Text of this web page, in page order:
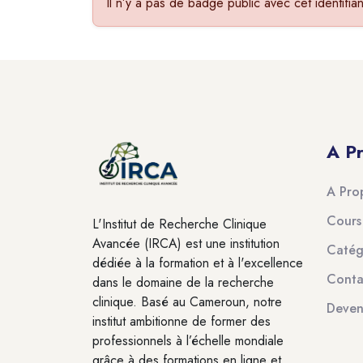
L'Institut de Recherche Clinique
Avancée (IRCA) est une institution
dédiée à la formation et à l'excellence
dans le domaine de la recherche
clinique. Basé au Cameroun, notre
institut ambitionne de former des
professionnels à l’échelle mondiale
A
A
Cours